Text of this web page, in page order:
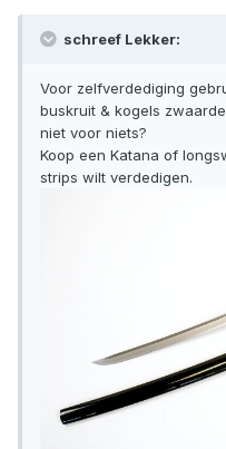
schreef Lekker:
Voor zelfverdediging
buskruit & kogels
niet voor niets?
Koop een Katana of
strips wilt verdedigen.